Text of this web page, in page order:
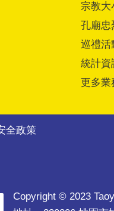
宗教大
孔廟忠
巡禮活
統計資
更多
全政策
Copyright © 2023